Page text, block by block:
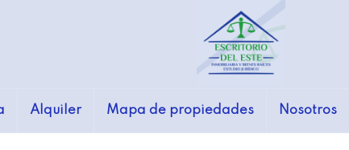
Alquiler Mapa de propiedades Nosotros